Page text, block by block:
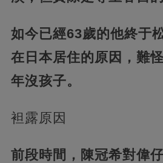
如今已經63歲的他終于
在日本居住的原因，難
年沒孩子。
袒露原因
前段時間，陳冠希對偉